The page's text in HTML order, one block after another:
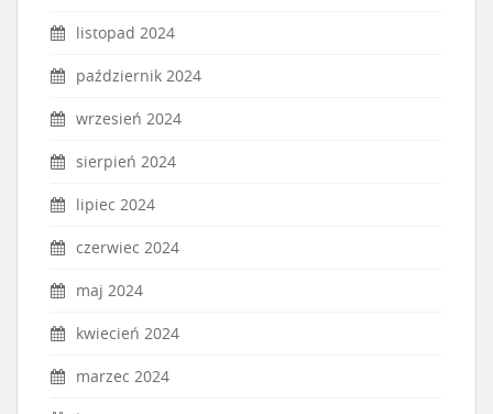
listopad 2024
październik 2024
wrzesień 2024
sierpień 2024
lipiec 2024
czerwiec 2024
maj 2024
kwiecień 2024
marzec 2024